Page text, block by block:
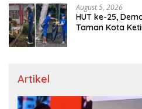
August 5, 2026
HUT ke-25,
Taman Kota
Artikel